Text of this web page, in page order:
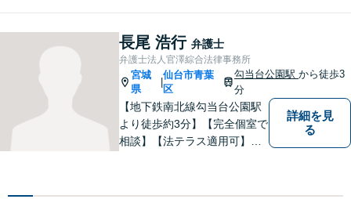
い解決を目指し、依頼者の方
とともに解決に向けて歩んで
いきたいと思います。法律問
題でお困りの方はお気軽にご
相談ください。
長尾 浩行 弁護士
弁護士法人官澤綜合法律事務所
宮城
県
|
仙台市青葉
区
勾当台公園駅から徒歩3
分
【地下鉄南北線勾当台公園駅
より徒歩約3分】【完全個室で
相談】【法テラス適用可】民
かし依頼者の立場に立った事
詳細を見
る